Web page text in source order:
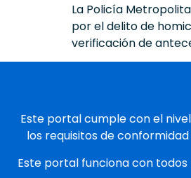
La Policía
por el delito de
verificación de
Este portal cumple con el
los requisitos de conformidad
Este portal funciona con